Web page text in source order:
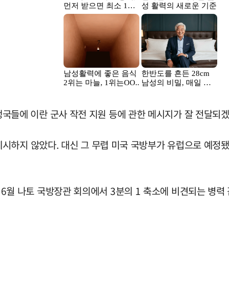
들에 이란 군사 작전 지원 등에 관한 메시지가 잘 전달되
하지 않았다. 대신 그 무렵 미국 국방부가 유럽으로 예정
나토 국방장관 회의에서 3분의 1 축소에 비견되는 병